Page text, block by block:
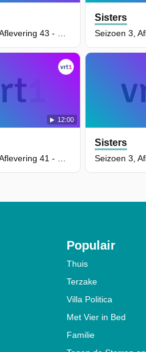
12:00
Sisters
Sisters
Populair
Thuis
Terzake
Villa Politica
Met Vier in Bed
Familie